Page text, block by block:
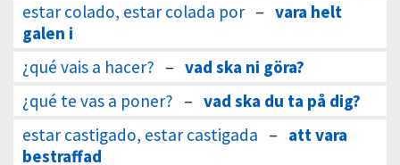
estar colado, estar colada por – vara helt
galen i
¿qué vais a hacer? – vad ska ni göra?
¿qué te vas a poner? – vad ska du ta på dig?
estar castigado, estar castigada – att vara
bestraffad